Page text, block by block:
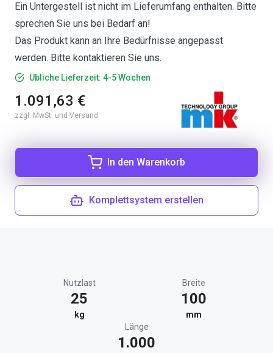
Ein Untergestell ist nicht im Lieferumfang enthalten. Bitte
sprechen Sie uns bei Bedarf an!
Das Produkt kann an Ihre Bedürfnisse angepasst
werden. Bitte kontaktieren Sie uns.
Übliche Lieferzeit: 4-5 Wochen
1.091,63 €
zzgl. MwSt. und Versand
In den Warenkorb
Komplettsystem erstellen
Nutzlast
25
kg
Breite
100
mm
Länge
1.000